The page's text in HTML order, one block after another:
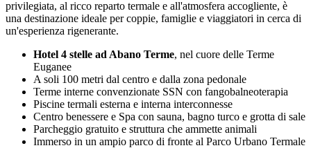
privilegiata, al ricco reparto termale e all'atmosfera accogliente, è
una destinazione ideale per coppie, famiglie e viaggiatori in cerca di
un'esperienza rigenerante.
Hotel 4 stelle ad Abano Terme, nel cuore delle Terme
Euganee
A soli 100 metri dal centro e dalla zona pedonale
Terme interne convenzionate SSN con fangobalneoterapia
Piscine termali esterna e interna interconnesse
Centro benessere e Spa con sauna, bagno turco e grotta di sale
Parcheggio gratuito e struttura che ammette animali
Immerso in un ampio parco di fronte al Parco Urbano Termale